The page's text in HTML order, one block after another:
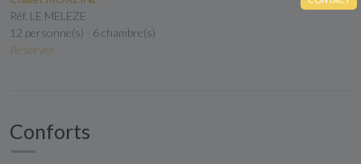
Réf. LE MELEZE
12 personne(s) - 6 chambre(s)
Réserver
Conforts